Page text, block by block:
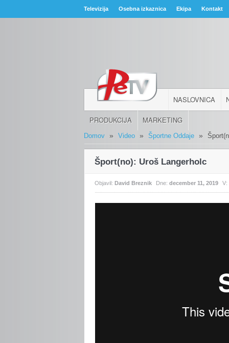
Televizija Osebna izkaznica Ekipa Kontakt
NASLOVNICA
PRODUKCIJA MARKETING
Domov » Video » Športne Oddaje »
Šport(no): Uroš Langerholc
Objavil:David Breznik Dne:december 11, 2019 V: